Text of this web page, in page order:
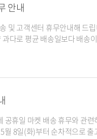
안내
및 고객센터 휴무안내해 드
다로 평균 배송일보다 배송
송 휴무와 관련하여 안내 드립니다. 5월
월 8일(화)부터 순차적으로